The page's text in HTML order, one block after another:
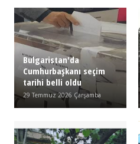
Bulgaristan'da
Cumhurbaşkanı seçim
tarihi belli oldu
29 Temmuz 2026 Çarşamba